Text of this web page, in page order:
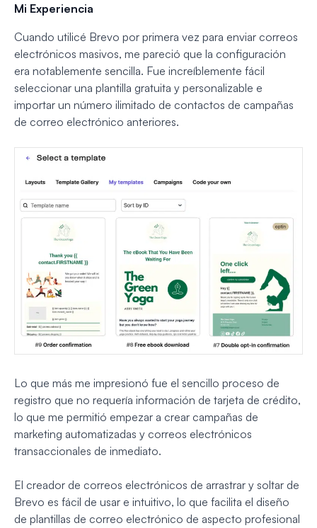
Mi Experiencia
Cuando utilicé Brevo por primera vez para enviar correos
electrónicos masivos, me pareció que la configuración
era notablemente sencilla. Fue increíblemente fácil
seleccionar una plantilla gratuita y personalizable e
importar un número ilimitado de contactos de campañas
de correo electrónico anteriores.
Lo que más me impresionó fue el sencillo proceso de
registro que no requería información de tarjeta de crédito,
lo que me permitió empezar a crear campañas de
marketing automatizadas y correos electrónicos
transaccionales de inmediato.
El creador de correos electrónicos de arrastrar y soltar de
Brevo es fácil de usar e intuitivo, lo que facilita el diseño
de plantillas de correo electrónico de aspecto profesional